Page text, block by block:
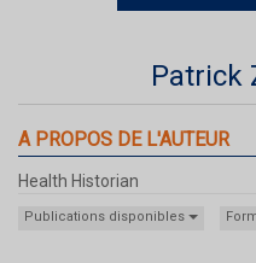
Patrick
A PROPOS DE L'AUTEUR
Health Historian
Publications disponibles